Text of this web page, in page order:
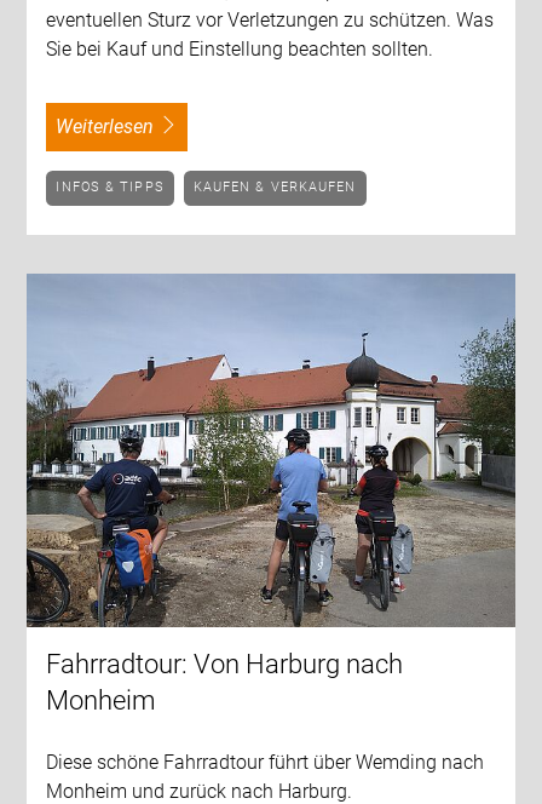
eventuellen Sturz vor Verletzungen zu schützen. Was
Sie bei Kauf und Einstellung beachten sollten.
weiterlesen
INFOS & TIPPS KAUFEN & VERKAUFEN
Fahrradtour: Von Harburg nach
Monheim
Diese schöne Fahrradtour führt über Wemding nach
Monheim und zurück nach Harburg.